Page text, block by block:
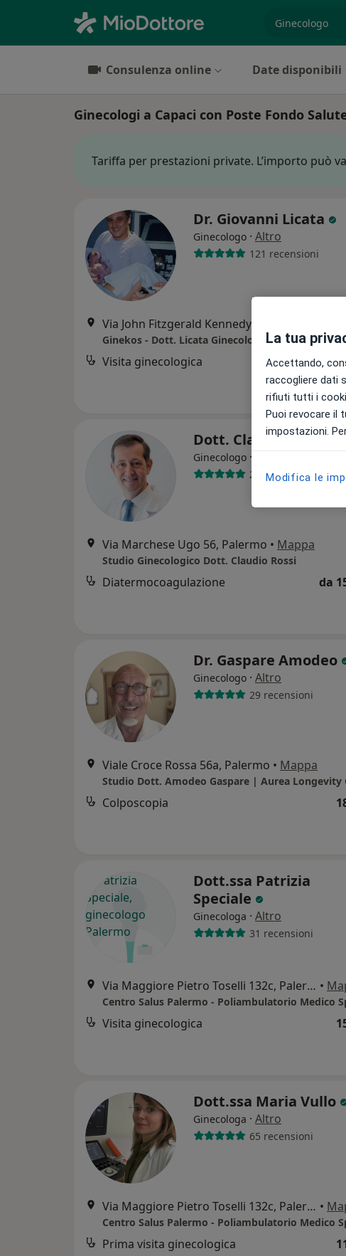
Consulenza online Date disponibili
Ginecologi a Capaci con Poste Fondo
Tariffa per prestazioni private. L’importo può
Dr. Giovanni Licata
Ginecologo · Altro
121 recensioni
Via John Fitzgerald Kennedy 9, Capaci
Ginekos - Dott. Licata Ginecologo CAPACI
Visita ginecologica da
Dott. Claudio Rossi
Ginecologo ·
267 recensioni
Via Marchese Ugo 56, Palermo • Mappa
Studio Ginecologico Dott. Claudio Rossi
Diatermocoagulazione da
Dr. Gaspare Amodeo
Ginecologo · Altro
29 recensioni
Viale Croce Rossa 56a, Palermo • Mappa
Colposcopia
Dott.ssa Patrizia
Speciale
Ginecologa · Altro
31 recensioni
Via Maggiore Pietro Toselli 132c, Palermo •
Visita ginecologica
Dott.ssa Maria Vullo
Ginecologa · Altro
65 recensioni
Via Maggiore Pietro Toselli 132c, Palermo •
Prima visita ginecologica
La tua
Accettando,
raccogliere dati
rifiuti tutti i
Puoi revocare il
impostazioni.
Modifica le